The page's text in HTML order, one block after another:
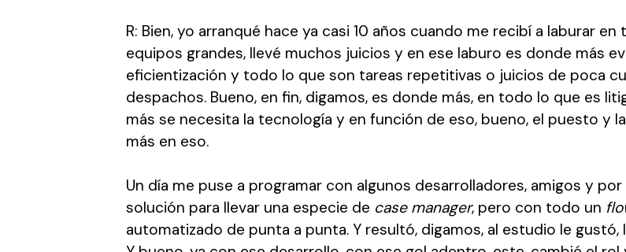
R: Bien, yo arranqué hace ya casi 10 años cuando me recibí a laburar
equipos grandes, llevé muchos juicios y en ese laburo es donde más
eficientización y todo lo que son tareas repetitivas o juicios de poca
despachos. Bueno, en fin, digamos, es donde más, en todo lo que es
más se necesita la tecnología y en función de eso, bueno, el puesto y
más en eso.
Un día me puse a programar con algunos desarrolladores, amigos y
solución para llevar una especie de case manager, pero con todo un
automatizado de punta a punta. Y resultó, digamos, al estudio le